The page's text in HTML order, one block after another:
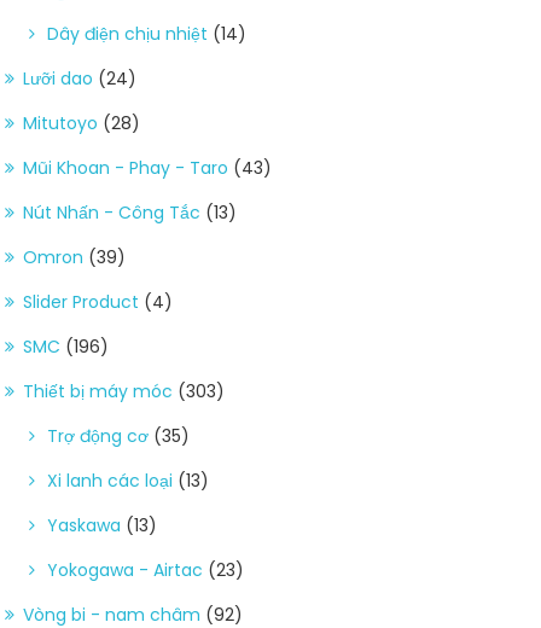
Dây điện chịu nhiệt (14)
Lưỡi dao (24)
Mitutoyo (28)
Mũi Khoan - Phay - Taro (43)
Nút Nhấn - Công Tắc (13)
Omron (39)
Slider Product (4)
SMC (196)
Thiết bị máy móc (303)
Trợ động cơ (35)
Xi lanh các loại (13)
Yaskawa (13)
Yokogawa - Airtac (23)
Vòng bi - nam châm (92)